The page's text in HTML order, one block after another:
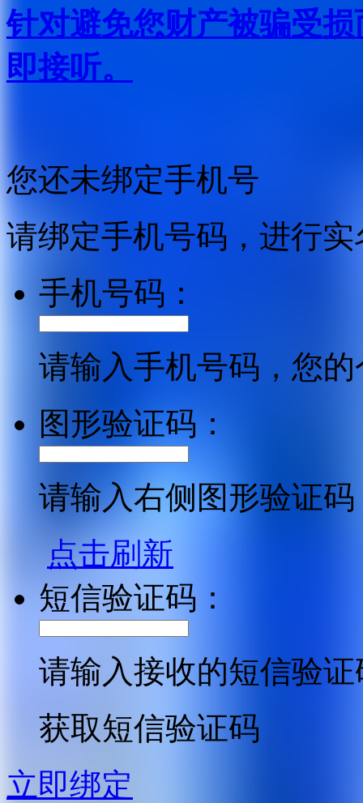
针对避免您财产被骗受
即接听。
您还未绑定手机号
请绑定手机号码，进行
手机号码：
请输入手机号码，您
图形验证码：
请输入右侧图形验证码
点击刷新
短信验证码：
请输入接收的短信验证
获取短信验证码
立即绑定